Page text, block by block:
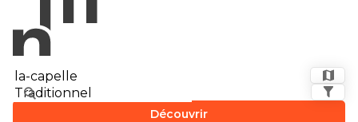
Découvrir